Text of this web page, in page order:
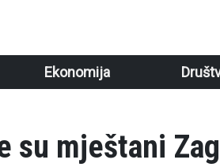
Ekonomija
su mještani